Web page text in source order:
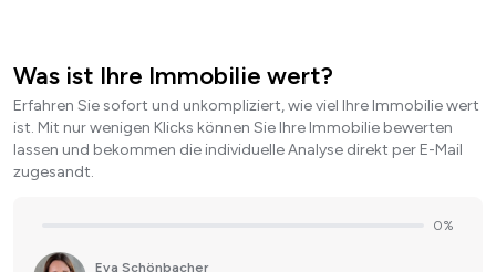
Was ist Ihre Immobilie wert?
Erfahren Sie sofort und unkompliziert, wie viel Ihre Immobilie wert
ist. Mit nur wenigen Klicks können Sie Ihre Immobilie bewerten
lassen und bekommen die individuelle Analyse direkt per E-Mail
zugesandt.